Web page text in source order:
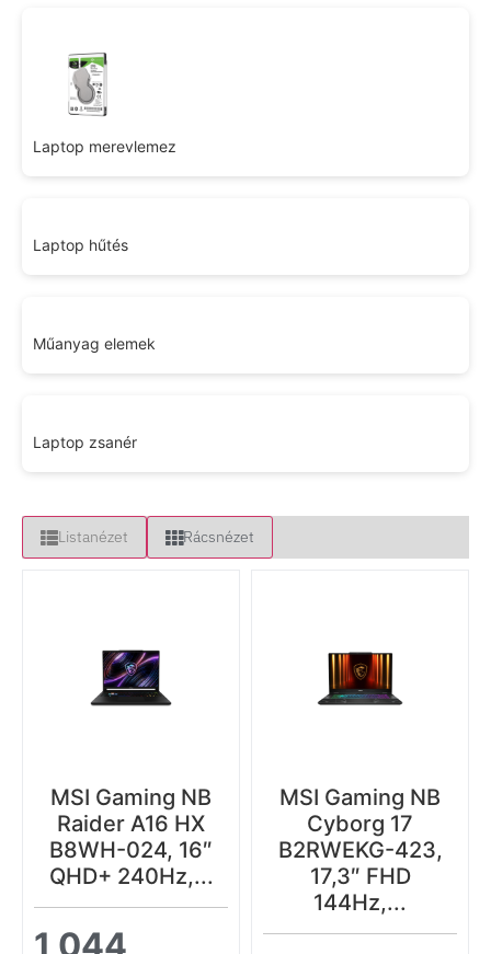
Laptop merevlemez
Laptop hűtés
Műanyag elemek
Laptop zsanér
Listanézet Rácsnézet
MSI Gaming NB
Raider A16 HX
B8WH-024, 16″
QHD+ 240Hz,...
1 044
MSI Gaming NB
Cyborg 17
B2RWEKG-423,
17,3″ FHD
144Hz,...